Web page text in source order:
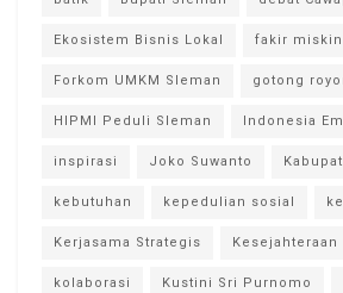
Ekosistem Bisnis Lokal fakir miskin
Forkom UMKM Sleman gotong
HIPMI Peduli Sleman Indonesia
inspirasi Joko Suwanto
kebutuhan kepedulian sosial
Kerjasama Strategis Kesejahteraan
kolaborasi Kustini Sri Purnomo